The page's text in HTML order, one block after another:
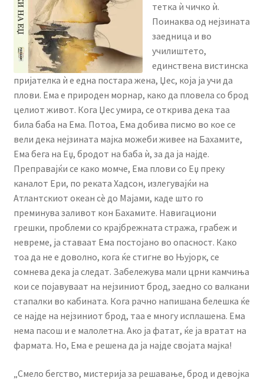
Literary Agency
Expand
Корисничка сметка
child
menu
тетка ѝ чичко ѝ.
Поинаква од нејзината
заедница и во
училиштето,
единствена вистинска
пријателка ѝ е една постара жена, Џес, која ја учи да
плови. Ема е природен морнар, како да пловела со брод
целиот живот. Кога Џес умира, се открива дека таа
била баба на Ема. Потоа, Ема добива писмо во кое се
вели дека нејзината мајка можеби живее на Бахамите,
Ема бега на Еџ, бродот на баба ѝ, за да ја најде.
Преправајќи се како момче, Ема плови со Еџ преку
каналот Ери, по реката Хадсон, излегувајќи на
Атлантскиот океан сѐ до Мајами, каде што го
преминува заливот кон Бахамите. Навигациони
грешки, проблеми со крајбрежната стража, грабеж и
невреме, ја ставаат Ема постојано во опасност. Како
тоа да не е доволно, кога ќе стигне во Њујорк, се
сомнева дека ја следат. Забележува мали црни камчиња
кои се појавуваат на нејзиниот брод, заедно со валкани
стапалки во кабината. Кога рачно напишана белешка ќе
се најде на нејзиниот брод, таа е многу исплашена. Ема
нема пасош и е малолетна. Ако ја фатат, ќе ја вратат на
фармата. Но, Ема е решена да ја најде својата мајка!
„Смело бегство, мистерија за решавање, брод и девојка